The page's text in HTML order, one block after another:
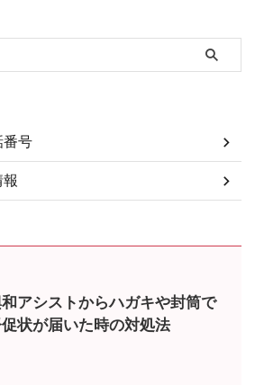
番号
アシストからハガキや封筒で
状が届いた時の対処法